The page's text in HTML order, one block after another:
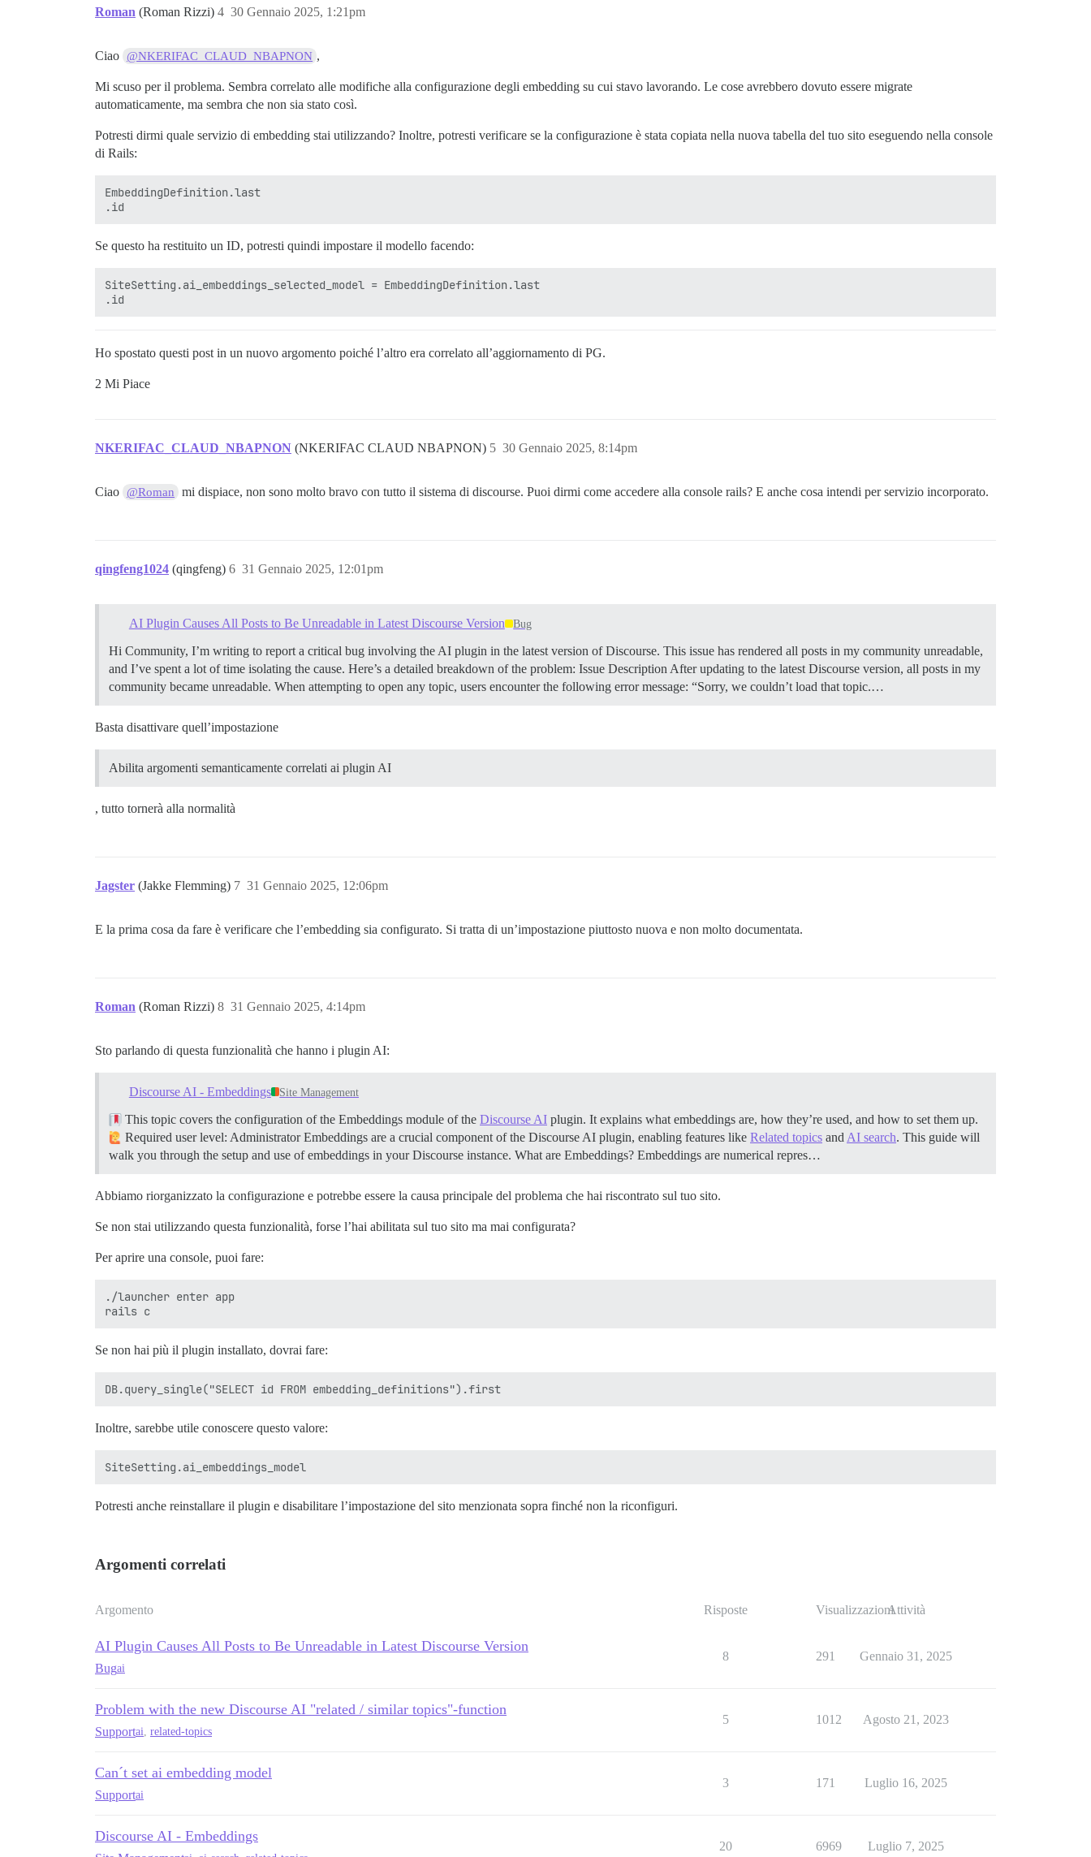
Roman (Roman Rizzi) 30 Gennaio 2025, 1:21pm
4
Ciao @NKERIFAC_CLAUD_NBAPNON ,
Mi scuso per il problema. Sembra correlato alle modifiche alla configurazione degli embedding su cui stavo lavorando. Le cose avrebbero dovuto essere migrate
automaticamente, ma sembra che non sia stato così.
Potresti dirmi quale servizio di embedding stai utilizzando? Inoltre, potresti verificare se la configurazione è stata copiata nella nuova tabella del tuo sito eseguendo nella console
di Rails:
EmbeddingDefinition.last
Se questo ha restituito un ID, potresti quindi impostare il modello facendo:
SiteSetting.ai_embeddings_selected_model = EmbeddingDefinition.last
Ho spostato questi post in un nuovo argomento poiché l’altro era correlato all’aggiornamento di PG.
2 Mi Piace
NKERIFAC_CLAUD_NBAPNON (NKERIFAC CLAUD NBAPNON) 30 Gennaio 2025, 8:14pm
5
Ciao @Roman mi dispiace, non sono molto bravo con tutto il sistema di discourse. Puoi dirmi come accedere alla console rails? E anche cosa intendi per servizio incorporato.
qingfeng1024 (qingfeng) 31 Gennaio 2025, 12:01pm
6
AI Plugin Causes All Posts to Be Unreadable in Latest Discourse Version Bug
Hi Community, I’m writing to report a critical bug involving the AI plugin in the latest version of Discourse. This issue has rendered all posts in my community unreadable,
and I’ve spent a lot of time isolating the cause. Here’s a detailed breakdown of the problem: Issue Description After updating to the latest Discourse version, all posts in my
community became unreadable. When attempting to open any topic, users encounter the following error message: “Sorry, we couldn’t load that topic.…
Basta disattivare quell’impostazione
Abilita argomenti semanticamente correlati ai plugin AI
, tutto tornerà alla normalità
Jagster (Jakke Flemming) 31 Gennaio 2025, 12:06pm
7
E la prima cosa da fare è verificare che l’embedding sia configurato. Si tratta di un’impostazione piuttosto nuova e non molto documentata.
Roman (Roman Rizzi) 31 Gennaio 2025, 4:14pm
8
Sto parlando di questa funzionalità che hanno i plugin AI:
Discourse AI - Embeddings Site Management
This topic covers the configuration of the Embeddings module of the Discourse AI plugin. It explains what embeddings are, how they’re used, and how to set them up.
Required user level: Administrator Embeddings are a crucial component of the Discourse AI plugin, enabling features like Related topics and AI search. This guide will
walk you through the setup and use of embeddings in your Discourse instance. What are Embeddings? Embeddings are numerical repres…
Abbiamo riorganizzato la configurazione e potrebbe essere la causa principale del problema che hai riscontrato sul tuo sito.
Se non stai utilizzando questa funzionalità, forse l’hai abilitata sul tuo sito ma mai configurata?
Per aprire una console, puoi fare:
./launcher enter app
Se non hai più il plugin installato, dovrai fare:
Inoltre, sarebbe utile conoscere questo valore:
Potresti anche reinstallare il plugin e disabilitare l’impostazione del sito menzionata sopra finché non la riconfiguri.
Argomenti correlati
Argomento Risposte VisualizzazioniAttività
AI Plugin Causes All Posts to Be Unreadable in Latest Discourse Version
Bugai
8 291 Gennaio 31, 2025
Problem with the new Discourse AI "related / similar topics"-function
Supportai, related-topics
5 1012 Agosto 21, 2023
Can´t set ai embedding model
Supportai
3 171 Luglio 16, 2025
Discourse AI - Embeddings
20 6969 Luglio 7, 2025